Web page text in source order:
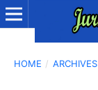
HOME / ARCHIVES